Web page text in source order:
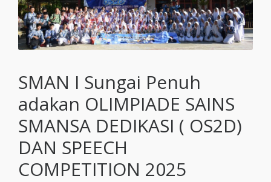
SMAN I Sungai Penuh
adakan OLIMPIADE SAINS
SMANSA DEDIKASI ( OS2D)
DAN SPEECH
COMPETITION 2025